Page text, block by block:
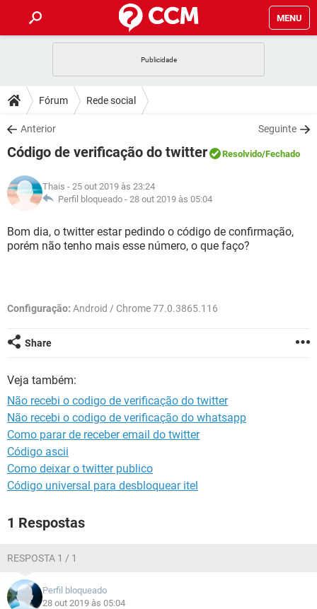
MENU
CELULAR
OUTLOOK
INSTAGRAM GMAIL
GUIA DE COMPRAS
DICAS
JOGOS
INSTAGRAM
DOWNLOADS
JOGOS WHATSAPP
CELULAR
OUTLOOK EXCEL
INSTAGRAM GMAIL
GUIA DE COMPRAS
FÓRUM
JOGOS
OUTLOOK EXCEL
GLOSSÁRIO
JOGOS WHATSAPP
CELULAR FACEBOOK
Fórum Rede social
Anterior Seguinte
Código de verificação do twitter Resolvido/Fechado
Thais - 25 out 2019 às 23:24
Perfil bloqueado - 28 out 2019 às 05:04
Bom dia, o twitter estar pedindo o código de confirmação,
porém não tenho mais esse número, o que faço?
Configuração: Android / Chrome 77.0.3865.116
Share
Veja também:
Não recebi o codigo de verificação do twitter
Não recebi o codigo de verificação do whatsapp
Como parar de receber email do twitter
Código ascii
Como deixar o twitter publico
Código universal para desbloquear itel
1 Respostas
RESPOSTA 1 / 1
Perfil bloqueado
28 out 2019 às 05:04